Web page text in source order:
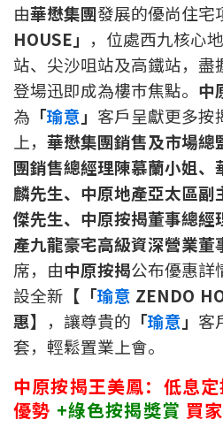
供款年期計算
工商舖按揭計算
印花稅計算
免費物業估價
下載中心
按揭全面睇
新聞/研究
公司動態
統計數據庫
由華懋集團發展的優尚住宅
HOUSE」 ，位處西九核心
站、尖沙咀站及高鐵站，盡
登場迅即成為樓巿焦點。 中
為 「瑜意」 客戶呈獻更多按
上， 華懋集團銷售及市場總
團銷售總經理陳慕蘭小姐
麟先生、中原地產亞太區
傑先生、中原按揭董事總經
產九龍豪宅高級資深營業董
席，由中原按揭公布優惠詳
設全新 【「瑜意 ZENDO
惠】 ，讓尊貴的 「瑜意」 客
套，輕鬆置業上會。
中原按揭王美鳳： 低息
優勢 +綠色按揭獎賞 買